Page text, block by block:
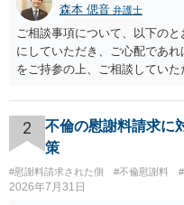
森本 偲音 弁護士
ご相談事項について、以下の
にしていただき、ご心配であ
をご持参の上、ご相談してい
される可能性はあるのか
やり取り等の経緯、誓約書の
の 金銭であったと評価される
切関与しないなら100万円振り
どの程度証拠価値があるのか ⇒
を見ない限り、具体的な判断
2
不倫の慰謝料請求に
策
#慰謝料請求された側 #不倫慰謝料
2026年7月31日